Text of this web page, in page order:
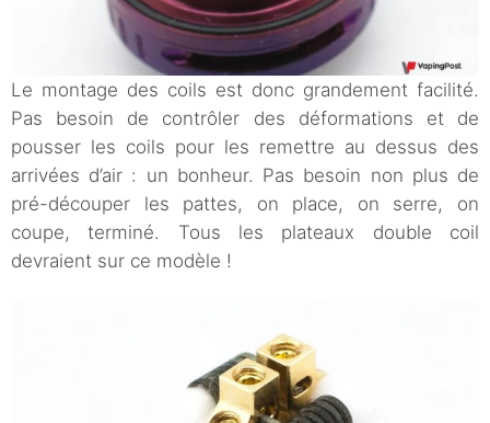
Le montage des coils est donc grandement facilité.
Pas besoin de contrôler des déformations et de
pousser les coils pour les remettre au dessus des
arrivées d’air : un bonheur. Pas besoin non plus de
pré-découper les pattes, on place, on serre, on
coupe, terminé. Tous les plateaux double coil
devraient sur ce modèle !